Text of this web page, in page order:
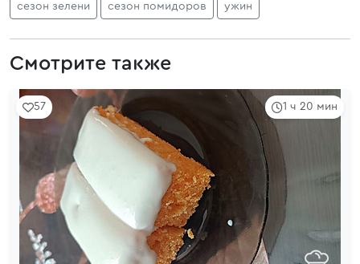
сезон зелени сезон помидоров ужин
Смотрите также
1 ч 20 мин
57